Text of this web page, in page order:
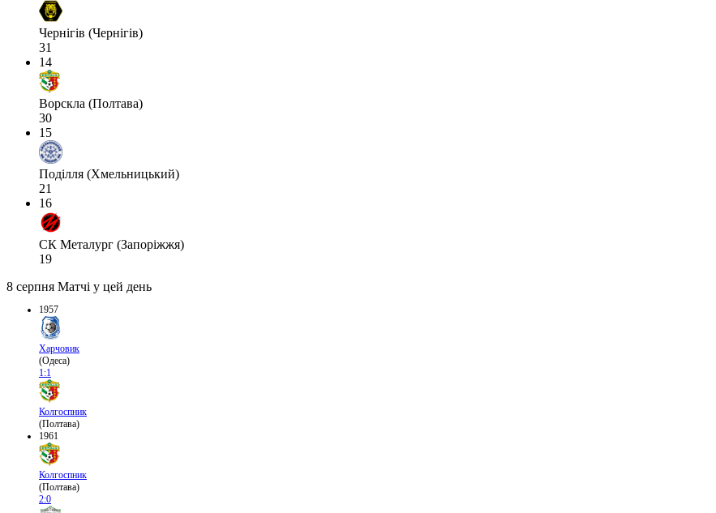
Чернігів (Чернігів)
31
14
Ворскла (Полтава)
30
15
Поділля (Хмельницький)
21
16
СК Металург (Запоріжжя)
19
8 серпня Матчі у цей день
1957
Харчовик
(Одеса)
1:1
Колгоспник
(Полтава)
1961
Колгоспник
(Полтава)
2:0